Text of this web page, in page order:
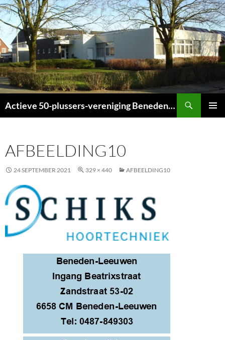
Ga
naar
de
inhoud
Actieve 50-plussers-vereniging Beneden-Leeuwen
AFBEELDING10
24 SEPTEMBER 2021 329 × 440 AFBEELDING10